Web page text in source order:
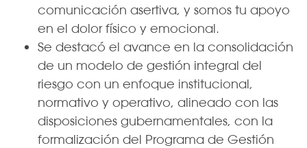
comunicación asertiva, y somos tu apoyo
en el dolor físico y emocional.
Se destacó el avance en la consolidación
de un modelo de gestión integral del
riesgo con un enfoque institucional,
normativo y operativo, alineado con las
disposiciones gubernamentales, con la
formalización del Programa de Gestión